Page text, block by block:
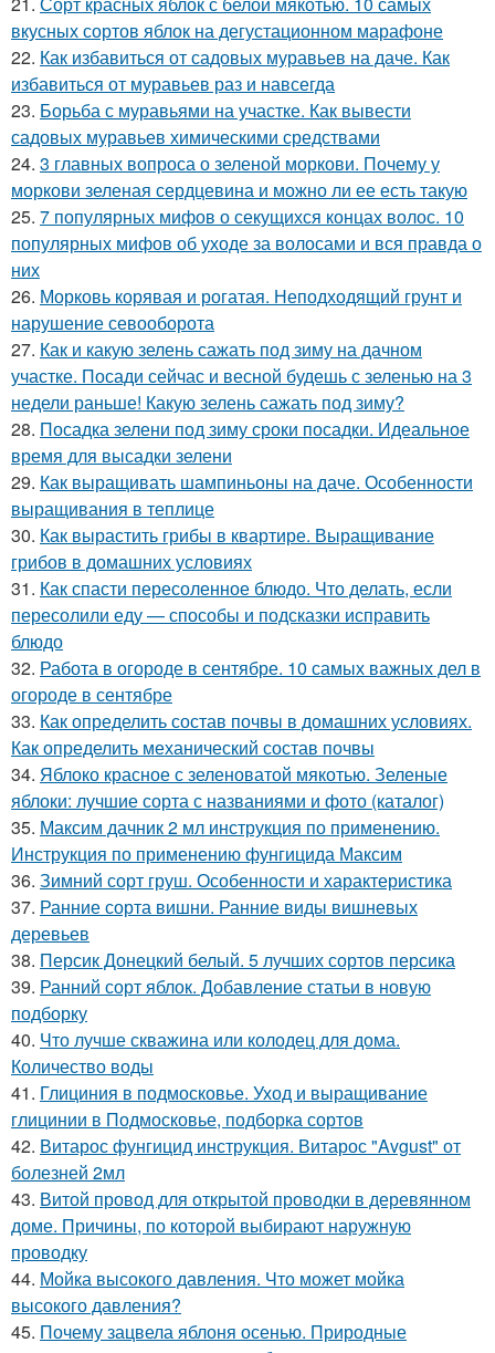
вкусных сортов яблок на дегустационном марафоне
22. Как избавиться от садовых муравьев на даче. Как
избавиться от муравьев раз и навсегда
23. Борьба с муравьями на участке. Как вывести
садовых муравьев химическими средствами
24. 3 главных вопроса о зеленой моркови. Почему у
моркови зеленая сердцевина и можно ли ее есть такую
25. 7 популярных мифов о секущихся концах волос. 10
популярных мифов об уходе за волосами и вся правда о
них
26. Морковь корявая и рогатая. Неподходящий грунт и
нарушение севооборота
27. Как и какую зелень сажать под зиму на дачном
участке. Посади сейчас и весной будешь с зеленью на 3
недели раньше! Какую зелень сажать под зиму?
28. Посадка зелени под зиму сроки посадки. Идеальное
время для высадки зелени
29. Как выращивать шампиньоны на даче. Особенности
выращивания в теплице
30. Как вырастить грибы в квартире. Выращивание
грибов в домашних условиях
31. Как спасти пересоленное блюдо. Что делать, если
пересолили еду — способы и подсказки исправить
блюдо
32. Работа в огороде в сентябре. 10 самых важных дел в
огороде в сентябре
33. Как определить состав почвы в домашних условиях.
Как определить механический состав почвы
34. Яблоко красное с зеленоватой мякотью. Зеленые
яблоки: лучшие сорта с названиями и фото (каталог)
35. Максим дачник 2 мл инструкция по применению.
Инструкция по применению фунгицида Максим
36. Зимний сорт груш. Особенности и характеристика
37. Ранние сорта вишни. Ранние виды вишневых
деревьев
38. Персик Донецкий белый. 5 лучших сортов персика
39. Ранний сорт яблок. Добавление статьи в новую
подборку
40. Что лучше скважина или колодец для дома.
Количество воды
41. Глициния в подмосковье. Уход и выращивание
глицинии в Подмосковье, подборка сортов
42. Витарос фунгицид инструкция. Витарос "Avgust" от
болезней 2мл
43. Витой провод для открытой проводки в деревянном
доме. Причины, по которой выбирают наружную
проводку
44. Мойка высокого давления. Что может мойка
высокого давления?
45. Почему зацвела яблоня осенью. Природные